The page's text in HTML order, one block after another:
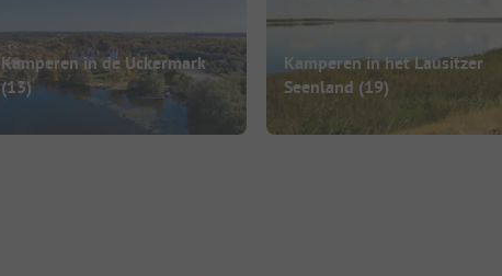
Kamperen in de Uckermark
(13)
Kamperen in het Lausitzer
Seenland (19)